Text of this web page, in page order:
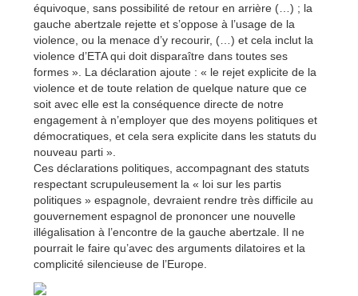
équivoque, sans possibilité de retour en arrière (…) ; la
gauche abertzale rejette et s’oppose à l’usage de la
violence, ou la menace d’y recourir, (…) et cela inclut la
violence d’ETA qui doit disparaître dans toutes ses
formes ». La déclaration ajoute : « le rejet explicite de la
violence et de toute relation de quelque nature que ce
soit avec elle est la conséquence directe de notre
engagement à n’employer que des moyens politiques et
démocratiques, et cela sera explicite dans les statuts du
nouveau parti ».
Ces déclarations politiques, accompagnant des statuts
respectant scrupuleusement la « loi sur les partis
politiques » espagnole, devraient rendre très difficile au
gouvernement espagnol de prononcer une nouvelle
illégalisation à l’encontre de la gauche abertzale. Il ne
pourrait le faire qu’avec des arguments dilatoires et la
complicité silencieuse de l’Europe.